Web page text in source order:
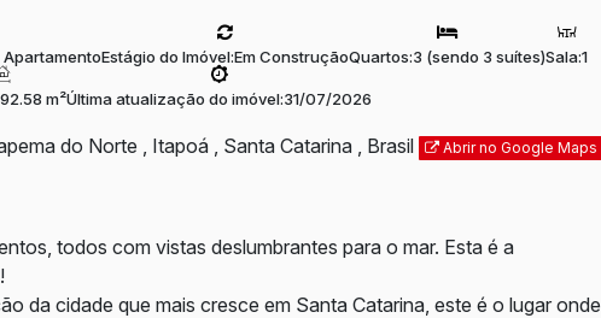
ApartamentoEstágio do Imóvel:Em ConstruçãoQuartos:3 (sendo 3 suítes)Sala:1
92.58 m²Última atualização do imóvel:31/07/2026
do Norte , Itapoá , Santa Catarina , Brasil Abrir no Google Maps
todos com vistas deslumbrantes para o mar. Esta é a
da cidade que mais cresce em Santa Catarina, este é o lugar onde